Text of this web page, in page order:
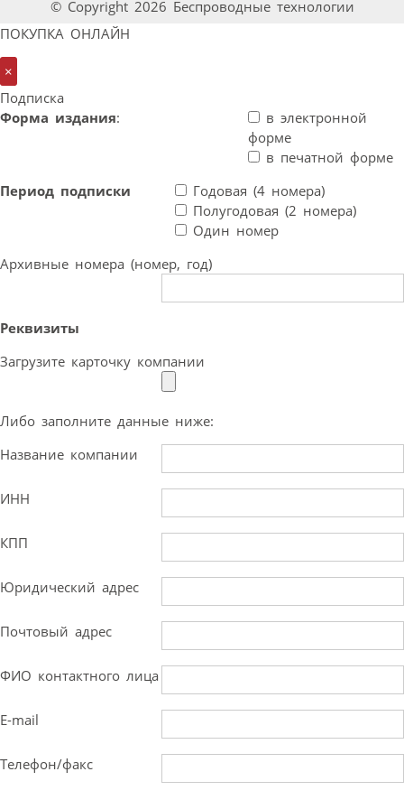
© Copyright 2026 Беспроводные технологии
ПОКУПКА ОНЛАЙН
×
Подписка
Форма издания:
в электронной
форме
в печатной форме
Период подписки
Годовая (4 номера)
Полугодовая (2 номера)
Один номер
Архивные номера (номер, год)
Реквизиты
Загрузите карточку компании
Либо заполните данные ниже:
Название компании
ИНН
КПП
Юридический адрес
Почтовый адрес
ФИО контактного лица
E-mail
Телефон/факс